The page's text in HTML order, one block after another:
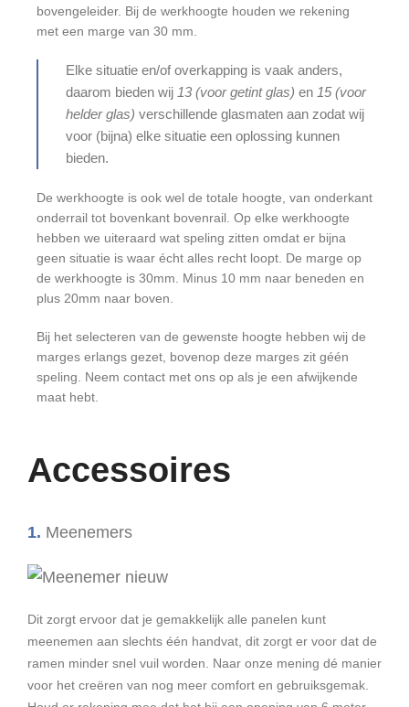
bovengeleider. Bij de werkhoogte houden we rekening
met een marge van 30 mm.
Elke situatie en/of overkapping is vaak anders,
daarom bieden wij 13 (voor getint glas) en 15 (voor
helder glas) verschillende glasmaten aan zodat wij
voor (bijna) elke situatie een oplossing kunnen
bieden.
De werkhoogte is ook wel de totale hoogte, van onderkant
onderrail tot bovenkant bovenrail. Op elke werkhoogte
hebben we uiteraard wat speling zitten omdat er bijna
geen situatie is waar écht alles recht loopt. De marge op
de werkhoogte is 30mm. Minus 10 mm naar beneden en
plus 20mm naar boven.
Bij het selecteren van de gewenste hoogte hebben wij de
marges erlangs gezet, bovenop deze marges zit géén
speling. Neem contact met ons op als je een afwijkende
maat hebt.
Accessoires
1. Meenemers
Dit zorgt ervoor dat je gemakkelijk alle panelen kunt
meenemen aan slechts één handvat, dit zorgt er voor dat de
ramen minder snel vuil worden. Naar onze mening dé manier
voor het creëren van nog meer comfort en gebruiksgemak.